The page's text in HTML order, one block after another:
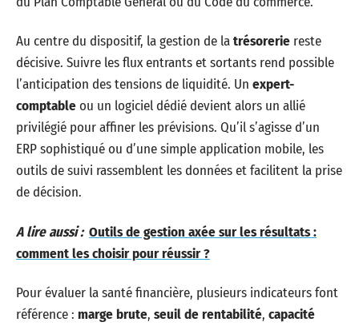
Au centre du dispositif, la gestion de latrésorerie reste
décisive. Suivre les flux entrants et sortants rend possible
l’anticipation des tensions de liquidité. Un expert-
comptableou un logiciel dédié devient alors un allié
privilégié pour affiner les prévisions. Qu’il s’agisse d’un
ERP sophistiqué ou d’une simple application mobile, les
outils de suivi rassemblent les données et facilitent la prise
de décision.
A lire aussi : Outils de gestion axée sur les résultats :
comment les choisir pour réussir ?
Pour évaluer la santé financière, plusieurs indicateurs font
référence : marge brute, seuil de rentabilité, capacité